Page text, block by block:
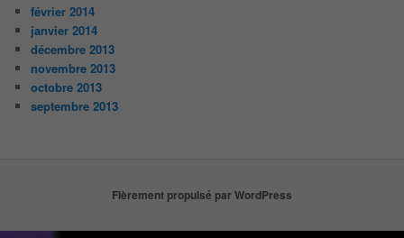
février 2014
janvier 2014
décembre 2013
novembre 2013
octobre 2013
septembre 2013
Fièrement propulsé par WordPress